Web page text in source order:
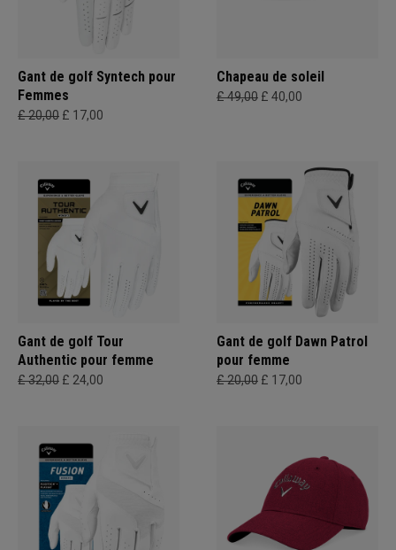
Gant de golf Syntech pour
Femmes
£ 20,00 £ 17,00
Chapeau de soleil
£ 49,00 £ 40,00
Gant de golf Tour
Authentic pour femme
£ 32,00 £ 24,00
Gant de golf Dawn Patrol
pour femme
£ 20,00 £ 17,00